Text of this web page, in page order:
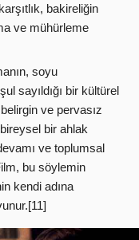
bakireliğin
ve mühürleme
soyu
sayıldığı bir kültürel
ve pervasız
bir ahlak
ve toplumsal
bu söylemin
kendi adına